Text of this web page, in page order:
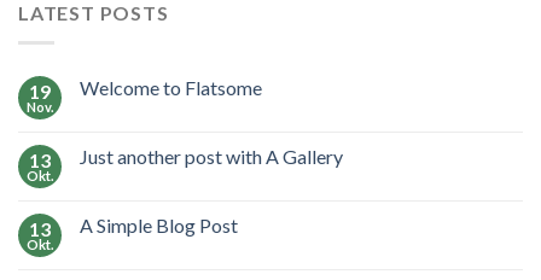
LATEST POSTS
19
Nov.
Welcome to Flatsome
13
Okt.
Just another post with A Gallery
13
Okt.
A Simple Blog Post